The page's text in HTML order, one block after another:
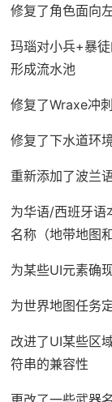
修复了角色面向
玛瑙对小兵+暴
形成流水池
修复了Wraxe冲
修复了下水道环
重新添加了波兰
为华语/西班牙语
名称（地带地图
为某些UI元素确
为世界地图任务
改进了UI某些区
符串的兼容性